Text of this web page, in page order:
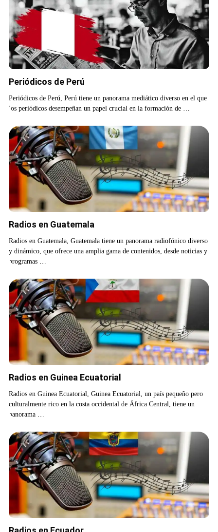
Periódicos de Perú
Periódicos de Perú, Perú tiene un panorama mediático diverso en el que
los periódicos desempeñan un papel crucial en la formación de …
Radios en Guatemala
Radios en Guatemala, Guatemala tiene un panorama radiofónico diverso
y dinámico, que ofrece una amplia gama de contenidos, desde noticias y
programas …
Radios en Guinea Ecuatorial
Radios en Guinea Ecuatorial, Guinea Ecuatorial, un país pequeño pero
culturalmente rico en la costa occidental de África Central, tiene un
panorama …